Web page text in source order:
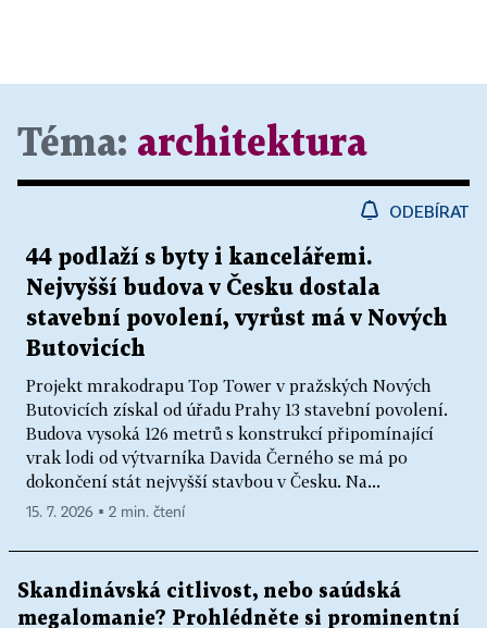
Téma: architektura
ODEBÍRAT
44 podlaží s byty i kancelářemi.
Nejvyšší budova v Česku dostala
stavební povolení, vyrůst má v Nových
Butovicích
Projekt mrakodrapu Top Tower v pražských Nových
Butovicích získal od úřadu Prahy 13 stavební povolení.
Budova vysoká 126 metrů s konstrukcí připomínající
vrak lodi od výtvarníka Davida Černého se má po
dokončení stát nejvyšší stavbou v Česku. Na...
15. 7. 2026 ▪ 2 min. čtení
Skandinávská citlivost, nebo saúdská
megalomanie? Prohlédněte si prominentní